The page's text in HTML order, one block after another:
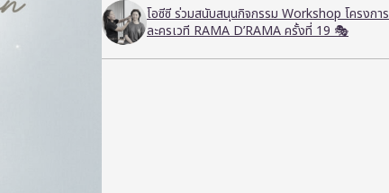
โอซีซี ร่วมสนับสนุนกิจกรรม Workshop โครงการ
ละครเวที RAMA D’RAMA ครั้งที่ 19 🎭